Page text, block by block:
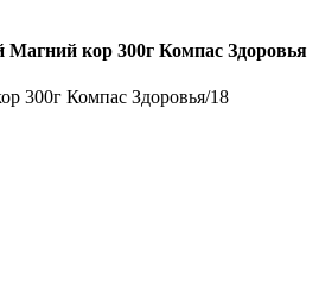
кор 300г Компас Здоровья
300г Компас Здоровья/18